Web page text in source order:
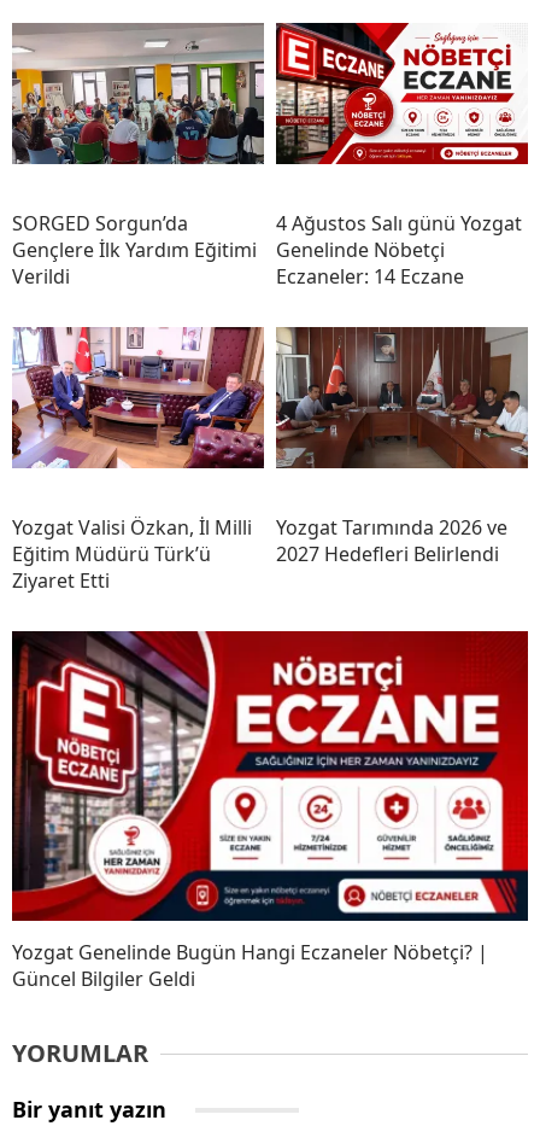
SORGED Sorgun’da
Gençlere İlk Yardım Eğitimi
Verildi
4 Ağustos Salı günü Yozgat
Genelinde Nöbetçi
Eczaneler: 14 Eczane
Yozgat Valisi Özkan, İl Milli
Eğitim Müdürü Türk’ü
Ziyaret Etti
Yozgat Tarımında 2026 ve
2027 Hedefleri Belirlendi
Yozgat Genelinde Bugün Hangi Eczaneler Nöbetçi? |
Güncel Bilgiler Geldi
YORUMLAR
Bir yanıt yazın